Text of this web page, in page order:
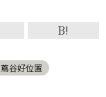
B!
蔦谷好位置